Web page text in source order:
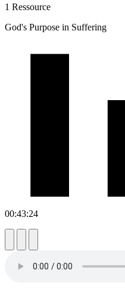
1 Ressource
God's Purpose in Suffering
00:43:24